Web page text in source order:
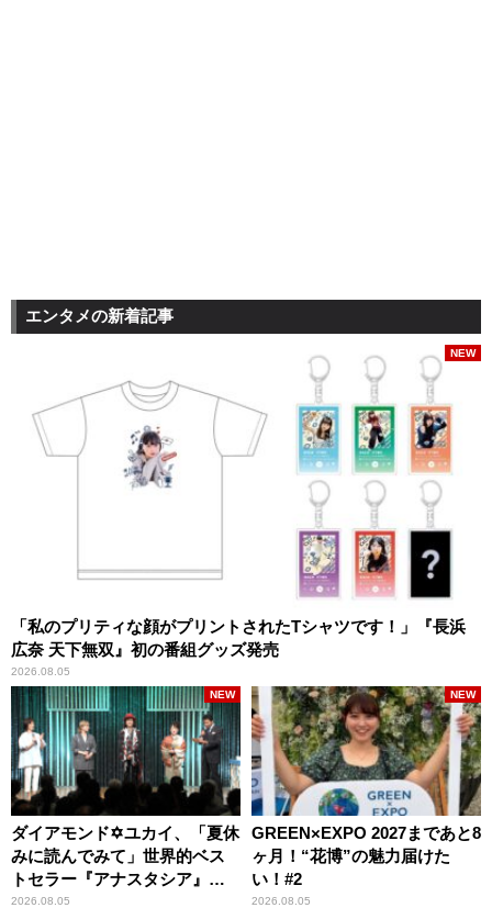
エンタメの新着記事
「私のプリティな顔がプリントされたTシャツです！」『長浜
広奈 天下無双』初の番組グッズ発売
2026.08.05
NEW
ダイアモンド✡ユカイ、「夏休
みに読んでみて」世界的ベス
トセラー『アナスタシア』を
紹介
2026.08.05
NEW
GREEN×EXPO 2027まであと8
ヶ月！“花博”の魅力届けた
い！#2
2026.08.05
NEW